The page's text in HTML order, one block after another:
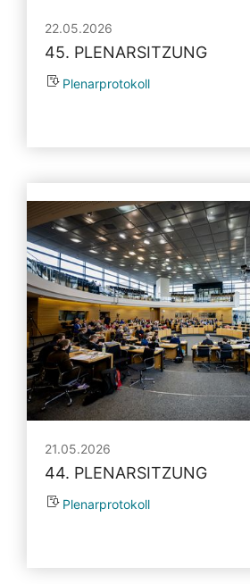
22.05.2026
45. PLENARSITZUNG
Plenarprotokoll
21.05.2026
44. PLENARSITZUNG
Plenarprotokoll